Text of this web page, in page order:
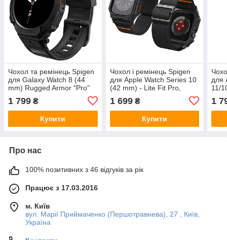
Чохол та ремінець Spigen
для Galaxy Watch 8 (44
mm) Rugged Armor "Pro"
1 799 ₴
Купити
Чохол і ремінець Spigen
для Apple Watch Series 10
(42 mm) - Lite Fit Pro,
1 699₴
Купити
для
11/
1
Про нас
100% позитивних з 46 відгуків за рік
Працює з 17.03.2016
м. Київ
вул. Марії Приймаченко (Першотравнева), 27 , Київ,
Україна